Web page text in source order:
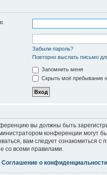
Забыли пароль?
Повторно выслать письмо
Запомнить меня
Скрыть моё пребывание
вы должны быть
конференции могут
вам следует ознакомиться
со всеми правилами.
Соглашение о конфиденциальности